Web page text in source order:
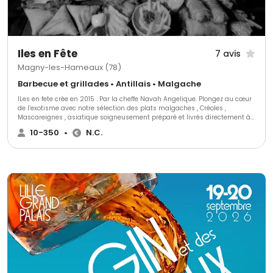
Iles en Fête 7 avis
Magny-les-Hameaux (78)
Barbecue et grillades • Antillais • Malgache
ILes en fete crée en 2015 . Par la cheffe Navah Angelique. Plongez au cœur
de l’exotisme avec notre sélection des plats malgaches , Créoles ,
Mascareignes , asiatique soigneusement préparé et livrés directement à
votre porte . Que ce soit pour une occasion festive, les entreprises entre
collègues, un brunch du dimanche ou un simple désir de voyager par les
Changeant une ambiance en exotisme pour nos fêtes de mariages , nos
fêtes familiales anniversaires . Ou Commandez en un clic et profitez nos
livraisons rapide dans un rayon de 5 à 20 km pour un festin prêt à
déguster sans effort.
10-350 • N.C.